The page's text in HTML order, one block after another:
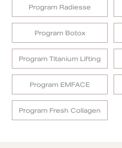
CDC Branch
Nakhon Pathom Branch
English
ไทย
Program Radiesse
Program Botox
Program Titanium Lifting
Program EMFACE
Program Fresh Collagen